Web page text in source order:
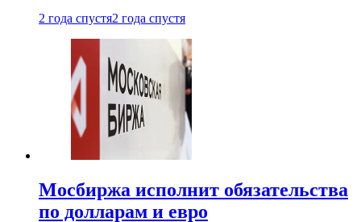
2 года спустя2 года спустя
Мосбиржа исполнит обязательства
по долларам и евро